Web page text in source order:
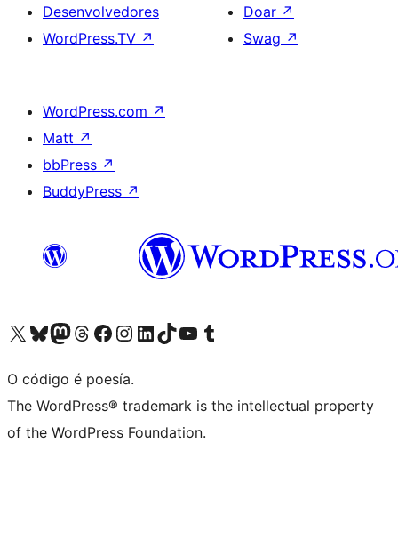
Desenvolvedores
WordPress.TV ↗
Doar ↗
Swag ↗
WordPress.com ↗
Matt ↗
bbPress ↗
BuddyPress ↗
Visita la cuenta de X (anteriormente Twitter)
Visita a nosa conta de Bluesky
Visita a nosa conta de Mastodon
Visita a nosa conta de Threads
Visita a nosa páxina de Facebook
Visita a nosa conta de Instagram
Visita a nosa conta de LinkedIn
Visita a nosa conta de TikTok
Visita a nosa canle de YouTube
Visita a nosa conta de Tumblr
O código é poesía.
The WordPress® trademark is the intellectual property
of the WordPress Foundation.